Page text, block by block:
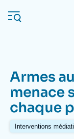
au
contenu
principale
L'Ifri
Armes
menace
chaque
Interventions